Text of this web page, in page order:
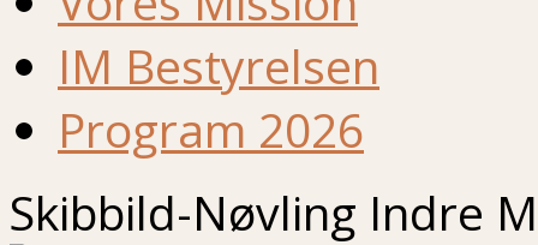
IM Bestyrelsen
Program 2026
Skibbild-Nøvling Indre